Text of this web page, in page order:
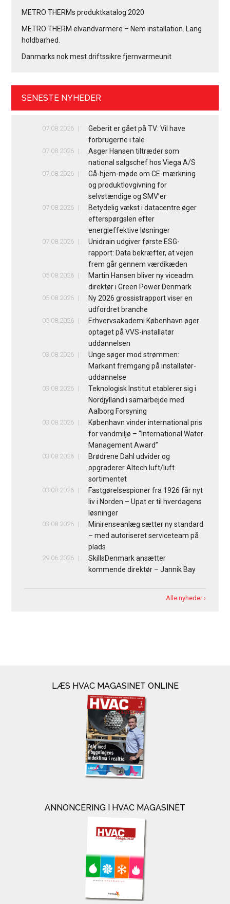
METRO THERMs produktkatalog 2020
METRO THERM elvandvarmere – Nem installation. Lang
holdbarhed.
Danmarks nok mest driftssikre fjernvarmeunit
SENESTE NYHEDER
07.08.2026
Geberit er gået på TV: Vil have
forbrugerne i tale
07.08.2026
Asger Hansen tiltræder som
national salgschef hos Viega A/S
07.08.2026
Gå-hjem-møde om CE-mærkning
og produktlovgivning for
selvstændige og SMV’er
07.08.2026
Betydelig vækst i datacentre øger
efterspørgslen efter
energieffektive løsninger
07.08.2026
Unidrain udgiver første ESG-
rapport: Data bekræfter, at vejen
frem går gennem værdikæden
05.08.2026
Martin Hansen bliver ny viceadm.
direktør i Green Power Denmark
05.08.2026
Ny 2026 grossistrapport viser en
udfordret branche
05.08.2026
Erhvervsakademi København øger
optaget på VVS-installatør
uddannelsen
03.08.2026
Unge søger mod strømmen:
Markant fremgang på installatør-
uddannelse
03.08.2026
Teknologisk Institut etablerer sig i
Nordjylland i samarbejde med
Aalborg Forsyning
03.08.2026
København vinder international pris
for vandmiljø – “International Water
Management Award”
03.08.2026
Brødrene Dahl udvider og
opgraderer Altech luft/luft
sortimentet
03.08.2026
Fastgørelsespioner fra 1926 får nyt
liv i Norden – Upat er til hverdagens
løsninger
03.08.2026
Minirenseanlæg sætter ny standard
– med autoriseret serviceteam på
plads
29.06.2026
SkillsDenmark ansætter
kommende direktør – Jannik Bay
Alle nyheder ›
LÆS HVAC MAGASINET ONLINE
ANNONCERING I HVAC MAGASINET